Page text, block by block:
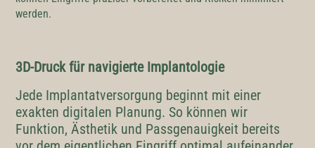
werden.
3D-Druck für navigierte Implantologie
Jede Implantatversorgung beginnt mit einer
exakten digitalen Planung. So können wir
Funktion, Ästhetik und Passgenauigkeit bereits